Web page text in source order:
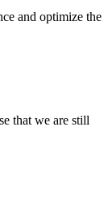
and optimize the
that we are still